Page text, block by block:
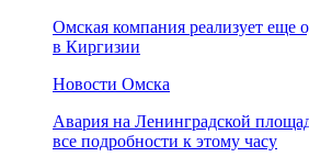
Омская компания реализует еще
в Киргизии
Новости Омска
Авария на Ленинградской
все подробности к этому часу